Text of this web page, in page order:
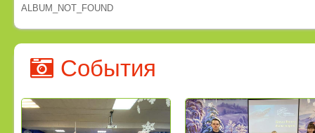
ALBUM_NOT_FOUND
События